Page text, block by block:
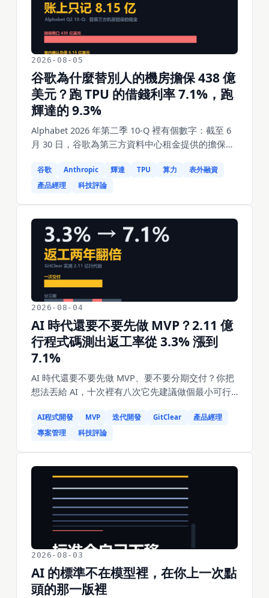
搜尋索引擴大 100 倍、谷歌第一套廣告系統、
MapReduce、BigTable、Spanner、TensorFlow、
發起 TPU 專案。這套作業系統的前提是你有時間造
地基——而谷歌剛剛把時鐘調快了。更怪的是，谷
歌沒趕他走，還投了他的新公司，還要賣雲給他。
2026-08-05
谷歌為什麼替別人的機房擔保 438 億
美元？跑 TPU 的借錢利率 7.1%，跑
輝達的 9.3%
Alphabet 2026 年第二季 10-Q 裡有個數字：截至 6
月 30 日，谷歌為第三方資料中心租金提供的擔保是
些機房都不是谷歌的。這筆擔保買到的東西很具體
——有谷歌兜底，跑 TPU 的機房營運商借錢利率
億美元、2025 年底還只有 90 億，但它沒有信用評
等，這個量級的錢自己借不到。中間站著摩根士丹
利搭的 Compute SPV、做殘值擔保的博通、出併網
電力的加密礦商。這篇拆這套融資機器怎麼運轉、
谷歌為什麼寧可把 438 億曝險留在表外，以及風險
會沿著哪條路徑傳導回來。
谷歌 Anthropic 輝達 TPU 算力
表外融資
產品經理
科技評論
2026-08-04
AI 時代還要不要先做 MVP？2.11 億
行程式碼測出返工率從 3.3% 漲到
7.1%
AI 時代還要不要先做 MVP、要不要分期交付？你把
想法丟給 AI，十次裡有八次它先建議做個最小可行
是算出來的——Agile Manifesto 是 2001 年的，
《The Lean Startup》是 2011 年的，那套方法論成
說「用 localStorage 存」和說「用 PostgreSQL 加
連線池」，生成時間差不了幾分鐘。更要命的是 AI
的帳單結構跟人相反：輸入 token 的大頭是脈絡不
是任務，兩次重試就能讓一次工作階段的成本變成
三倍。GitClear 分析 2.11 億行程式碼的結果是，合
併後幾天內被重寫或刪除的程式碼比例已經從 3.3%
漲到 7.1%。這篇拆迭代這套方法為什麼是為人的成
本結構設計的，以及「一次做好」和「一次做完」
的區別在哪。
AI程式開發 MVP 迭代開發 GitClear
產品經理
專案管理
科技評論
2026-08-03
AI 的標準不在模型裡，在你上一次點
頭的那一版裡